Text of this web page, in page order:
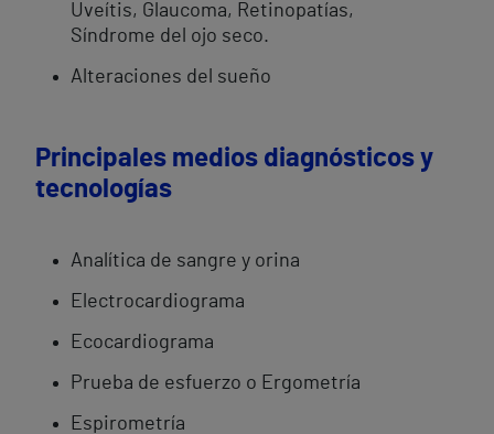
Uveítis, Glaucoma, Retinopatías,
Síndrome del ojo seco.
Alteraciones del sueño
Principales medios diagnósticos y
tecnologías
Analítica de sangre y orina
Electrocardiograma
Ecocardiograma
Prueba de esfuerzo o Ergometría
Espirometría